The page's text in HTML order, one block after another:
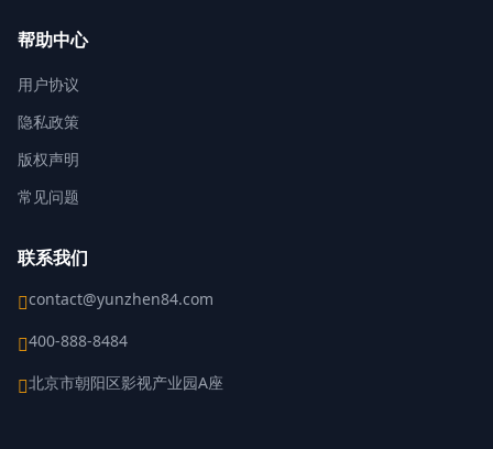
帮助中心
用户协议
隐私政策
版权声明
常见问题
联系我们
contact@yunzhen84.com
400-888-8484
北京市朝阳区影视产业园A座